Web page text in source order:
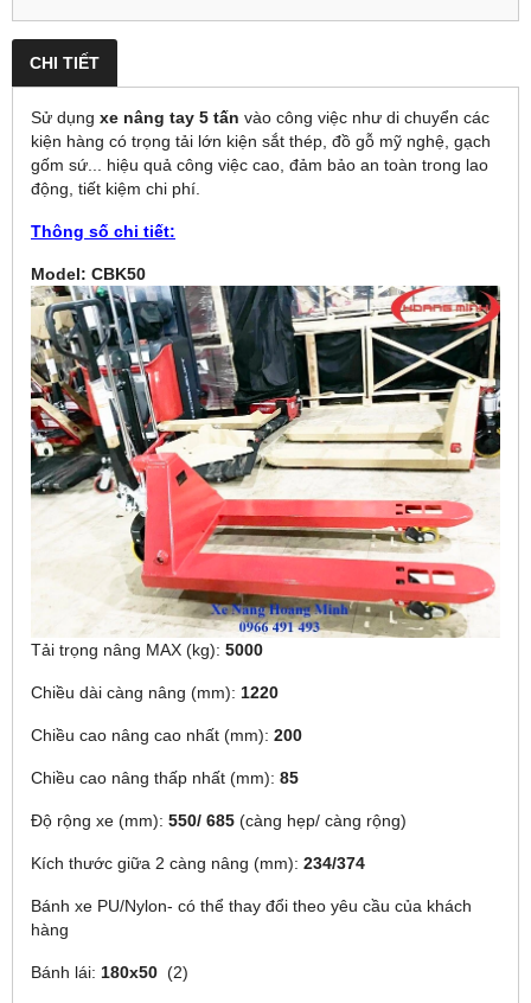
CHI TIẾT
Sử dụng xe nâng tay 5 tấn vào công việc như di chuyển các
kiện hàng có trọng tải lớn kiện sắt thép, đồ gỗ mỹ nghệ, gạch
gốm sứ... hiệu quả công việc cao, đảm bảo an toàn trong lao
động, tiết kiệm chi phí.
Thông số chi tiết:
Model: CBK50
Tải trọng nâng MAX (kg): 5000
Chiều dài càng nâng (mm): 1220
Chiều cao nâng cao nhất (mm): 200
Chiều cao nâng thấp nhất (mm): 85
Độ rộng xe (mm): 550/ 685 (càng hẹp/ càng rộng)
Kích thước giữa 2 càng nâng (mm): 234/374
Bánh xe PU/Nylon- có thể thay đổi theo yêu cầu của khách
hàng
Bánh lái: 180x50 (2)